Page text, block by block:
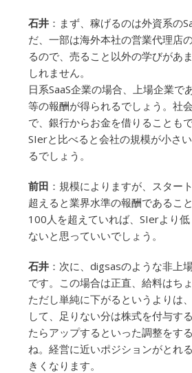
石井 ：まず、稼げるのは外資系の
だ、一部は海外本社の営業代理店
るので、売ること以外の学びがあ
しれません。
日系SaaS企業の場合、上場企業で
等の報酬が得られるでしょう。社
で、銀行からお金を借りることも
SIerと比べると会社の規模が小さ
るでしょう。
前田 ：規模によりますが、スター
超えると業界水準の報酬であるこ
100人を超えていれば、SIerより
ないと思っていいでしょう。
石井 ：次に、digsasのような非上
です。この場合は正直、給料はち
ただし単純に下がるというよりは
して、足りない分は株式を付与す
たらアップするといった調整をす
ね。経営に近いポジションがとれ
きくなります。